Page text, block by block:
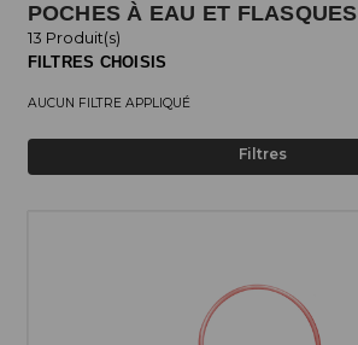
POCHES À EAU ET FLASQUES
13 Produit(s)
FILTRES CHOISIS
AUCUN FILTRE APPLIQUÉ
Filtres